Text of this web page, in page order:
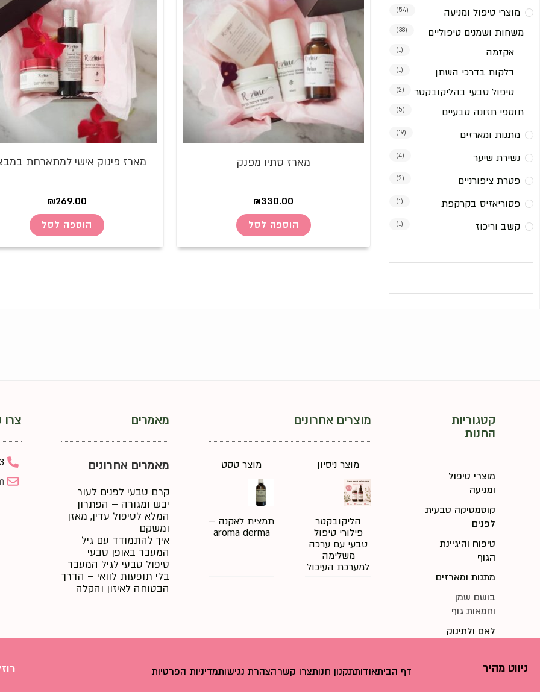
מוצרי טיפול ומניעה (54)
משחות ושמנים טיפוליים (38)
אקזמה (1)
דלקות בדרכי השתן (1)
טיפול טבעי בהליקובקטר (2)
תוספי תזונה טבעיים (5)
מתנות ומארזים (19)
נשירת שיער (4)
פטרת ציפורניים (2)
פסוריאזיס בקרקפת (1)
קשב וריכוז (1)
מארז סתיו מפנק
₪330.00
הוספה לסל
מארז פינוק אישי למתארחת
₪269.00
הוספה לסל
קטגוריות
החנות
מוצרי טיפול
ומניעה
קוסמטיקה טבעית
לפנים
טיפוח והיגיינת
הגוף
מתנות ומארזים
בושם שמן
וחמאות גוף
לאם ולתינוק
מוצרים אחרונים
מוצר ניסיון מוצר טסט
הליקובקטר
פילורי טיפול
טבעי עם ערכה
משלימה
למערכת העיכול
תמצית לאקנה –
aroma derma
מאמרים
מאמרים אחרונים
קרם טבעי לפנים לעור
יבש ומגורה – הפתרון
המלא לטיפול עדין, מאזן
ומשקם
איך להתמודד עם גיל
המעבר באופן טבעי
טיפול טבעי לגיל המעבר
בלי תופעות לוואי – הדרך
הבטוחה לאיזון והקלה
ניווט מהיר דף הביתאודותתקנון חנותצרו קשרהצהרת נגישותמדיניות הפרטיות